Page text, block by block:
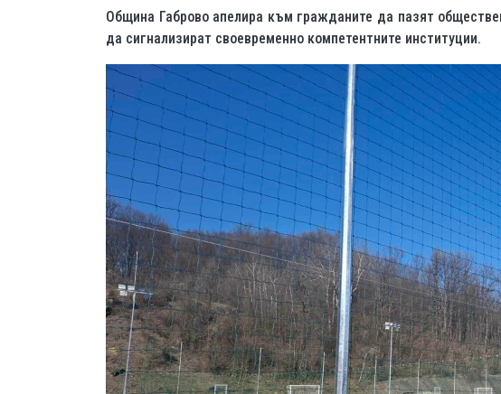
Община Габрово апелира към гражданите да пазят
да сигнализират своевременно компетентните институции.